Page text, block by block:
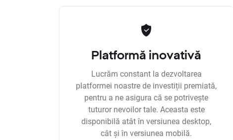
Platformă inovativă
Lucrăm constant la dezvoltarea
platformei noastre de investiții premiată,
pentru a ne asigura că se potrivește
tuturor nevoilor tale. Aceasta este
disponibilă atât în versiunea desktop,
cât și în versiunea mobilă.